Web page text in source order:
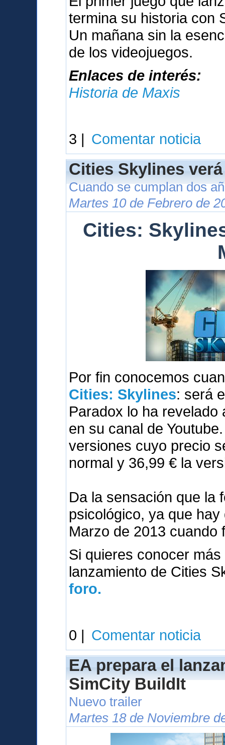
termina su historia con
Un mañana sin la
de los videojuegos.
Enlaces de interés:
Historia de Maxis
3 | Comentar noticia
Cities Skylines
Cuando se cumplan dos
Martes 10 de Febrero de
Cities:
Por fin conocemos
Cities: Skylines: será
Paradox lo ha
en su canal de
versiones cuyo precio
normal y 36,99 € la
Da la sensación que la
psicológico, ya que
Marzo de 2013
Si quieres conocer
lanzamiento de Cities
foro.
0 | Comentar noticia
EA prepara el
SimCity BuildIt
Nuevo trailer
Martes 18 de Noviembre